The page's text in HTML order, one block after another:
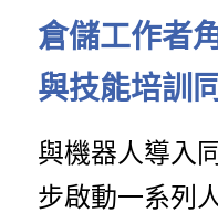
倉儲工作者
與技能培訓
與機器人導入
步啟動一系列